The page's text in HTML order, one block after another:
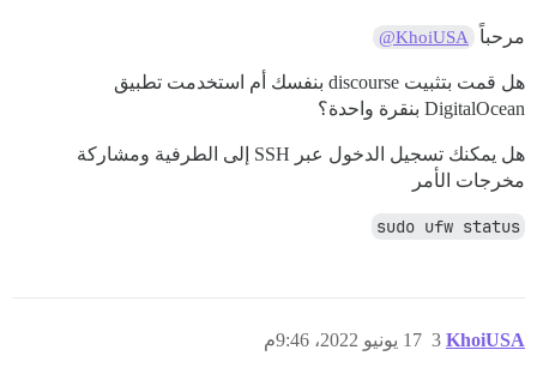
مرحباً @KhoiUSA
هل قمت بتثبيت discourse بنفسك أم استخدمت تطبيق
DigitalOcean بنقرة واحدة؟
هل يمكنك تسجيل الدخول عبر SSH إلى الطرفية ومشاركة
مخرجات الأمر
sudo ufw status
KhoiUSA 17 يونيو 2022، 9:46م 3